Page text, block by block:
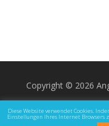
Copyright © 2026
Impressum
Diese Website verwendet Cookies.
Einstellungen Ihres Internet Browsers